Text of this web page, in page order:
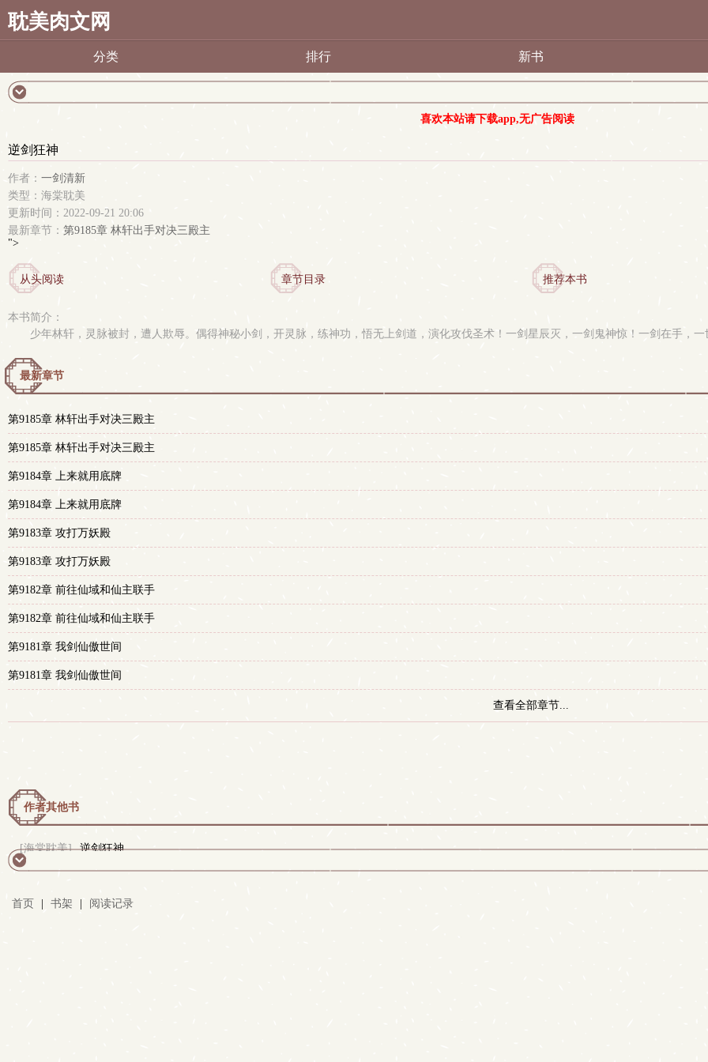
耽美肉文网
分类 排行 新书
喜欢本站请下载app,无广告阅读
逆剑狂神
作者： 一剑清新
类型：海棠耽美
更新时间：2022-09-21 20:06
最新章节： 第9185章 林轩出手对决三殿主
">
从头阅读 章节目录 推荐本书
本书简介：
少年林轩，灵脉被封，遭人欺辱。偶得神秘小剑，开灵脉，练神功，悟无上剑道，演化攻伐圣术！一剑星辰灭，一剑鬼神惊！一剑在手，
最新章节
第9185章 林轩出手对决三殿主
第9185章 林轩出手对决三殿主
第9184章 上来就用底牌
第9184章 上来就用底牌
第9183章 攻打万妖殿
第9183章 攻打万妖殿
第9182章 前往仙域和仙主联手
第9182章 前往仙域和仙主联手
第9181章 我剑仙傲世间
第9181章 我剑仙傲世间
查看全部章节...
作者其他书
[海棠耽美] 逆剑狂神
首页 书架 阅读记录